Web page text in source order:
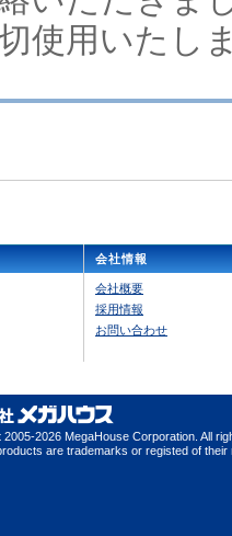
使用いたし
会社情報
会社概要
採用情報
お問い合わせ
2005-2026 MegaHouse Corporation. All
are trademarks or registed of